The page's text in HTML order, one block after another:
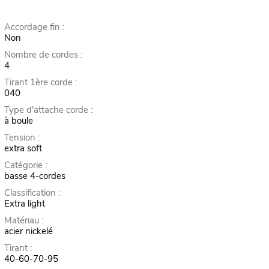
Accordage fin :
Non
Nombre de cordes :
4
Tirant 1ère corde :
040
Type d'attache corde :
à boule
Tension :
extra soft
Catégorie :
basse 4-cordes
Classification :
Extra light
Matériau :
acier nickelé
Tirant :
40-60-70-95